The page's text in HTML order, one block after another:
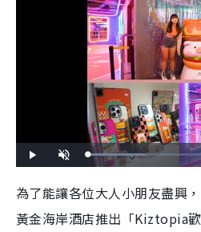
l
n
t
e
L
o
d
3
2
為了能讓各位大人小朋友盡興，
黃金海岸酒店推出「Kiztopia